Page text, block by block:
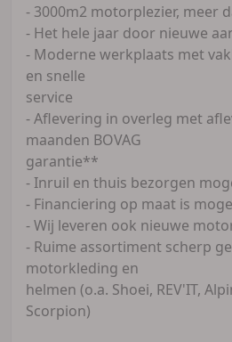
- 3000m2 motorplezier, meer
- Het hele jaar door nieuwe
- Moderne werkplaats met
en snelle
service
- Aflevering in overleg met
maanden BOVAG
garantie**
- Inruil en thuis bezorgen
- Financiering op maat is
- Wij leveren ook nieuwe
- Ruime assortiment scherp
motorkleding en
helmen (o.a. Shoei, REV'IT,
Scorpion)